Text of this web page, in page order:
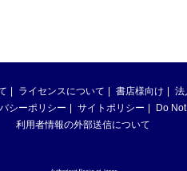
ライセンスについて 書店様向け 法
シーポリシー サイトポリシー
Do
利用者情報の外部送信について